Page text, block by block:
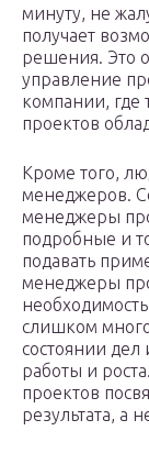
минуту, не
получает
решения. Это
управление
компании,
проектов
Кроме того,
менеджеров.
менеджеры
подробные и
подавать
менеджеры
слишком много
состоянии дел
работы и
проектов
результата, а